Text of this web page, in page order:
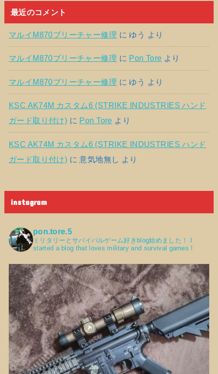
最近のコメント
マルイM870ブリーチャー修理 に ゆう より
マルイM870ブリーチャー修理 に Pon Tore より
マルイM870ブリーチャー修理 に ゆう より
KSC AK74M カスタム6 (STRIKE INDUSTRIES ハンド
ガード取り付け) に Pon Tore より
KSC AK74M カスタム6 (STRIKE INDUSTRIES ハンド
ガード取り付け) に意気地無し より
instagram
pon.tore.5
ミリタリーとサバイバルゲーム好きblog始めました！
started a blog that loves military and survival games !